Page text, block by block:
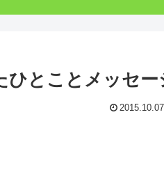
ひとことメッセー
2015.10.07